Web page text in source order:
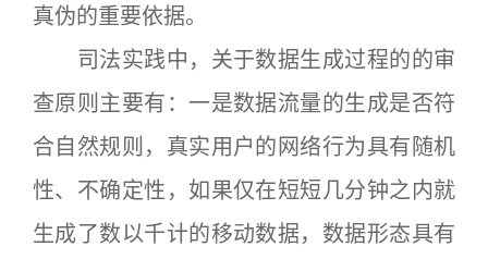
真伪的重要依据。
司法实践中，关于数据生成过程的的审
查原则主要有：一是数据流量的生成是否符
合自然规则，真实用户的网络行为具有随机
性、不确定性，如果仅在短短几分钟之内就
生成了数以千计的移动数据，数据形态具有